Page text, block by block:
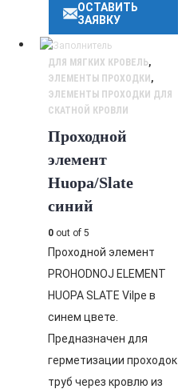
ОСТАВИТЬ
ЗАЯВКУ
ДЛЯ МЯГКИХ КРОВЕЛЬ,
ЭЛЕМЕНТЫ ПРОХОДКИ,
ЭЛЕМЕНТЫ ПРОХОДКИ ДЛЯ
СКАТНОЙ КРОВЛИ
Проходной
элемент
Huopa/Slate
синий
0 out of 5
Проходной элемент
PROHODNOJ ELEMENT
HUOPA SLATE Vilpe в
синем цвете.
Предназначен для
герметизации проходок
труб через кровлю из